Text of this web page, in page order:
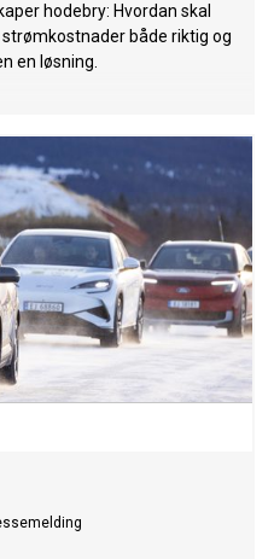
hodebry: Hvordan skal
både riktig og
en løsning.